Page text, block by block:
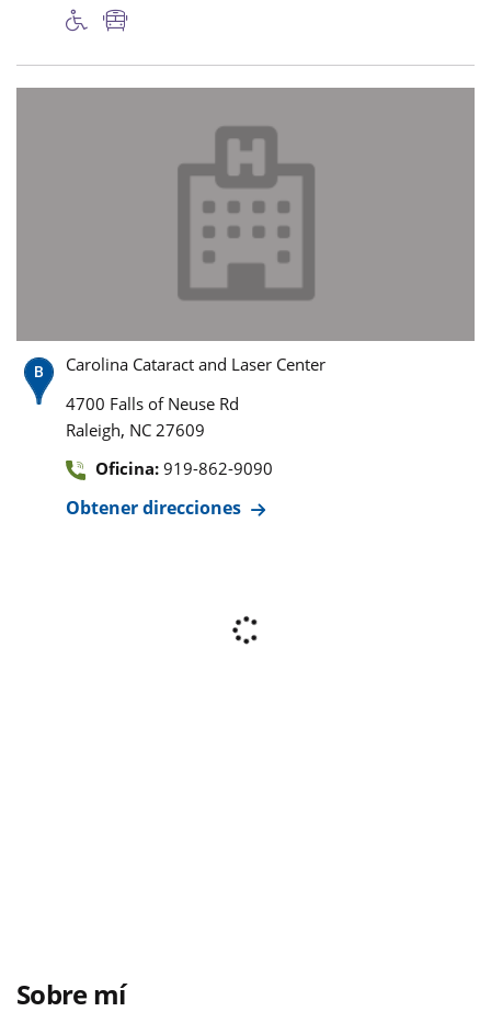
Carolina Cataract and Laser Center
4700 Falls of Neuse Rd
Raleigh, NC 27609
Oficina: 919-862-9090
Obtener direcciones
Sobre mí